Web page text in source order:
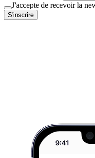
J'accepte de recevoir la
S'inscrire